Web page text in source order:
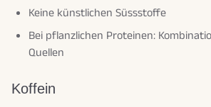
Keine künstlichen Süssstoffe
Bei pflanzlichen Proteinen:
Quellen
Koffein